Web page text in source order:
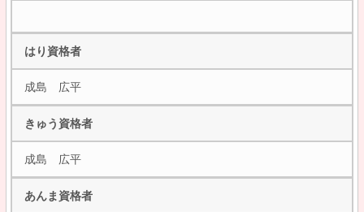
はり資格者
成島 広平
きゅう資格者
成島 広平
あんま資格者